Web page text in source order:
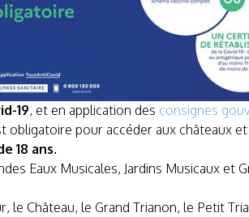
19, et en application des consignes
obligatoire pour accéder aux châteaux
18 ans.
Eaux Musicales, Jardins Musicaux
le Château, le Grand Trianon, le Petit